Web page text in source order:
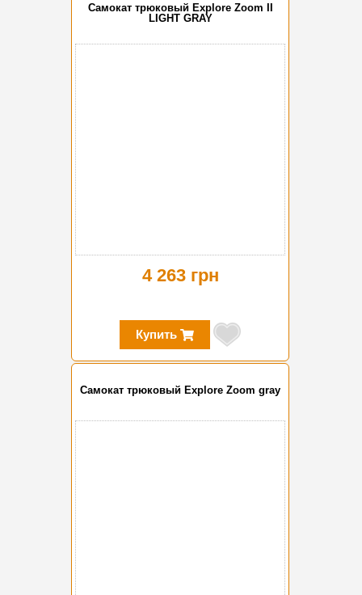
Самокат трюковый Explore Zoom II
LIGHT GRAY
4 263 грн
Купить
Самокат трюковый Explore Zoom gray